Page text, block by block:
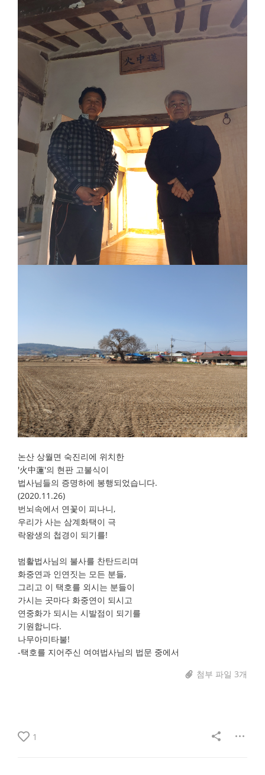
논산 상월면 숙진리에 위치한
'火中蓮'의 현판 고불식이
법사님들의 증명하에 봉행되었습니다.
(2020.11.26)
번뇌속에서 연꽃이 피나니,
우리가 사는 삼계화택이 극
락왕생의 첩경이 되기를!
범활법사님의 불사를 찬탄드리며
화중연과 인연짓는 모든 분들,
그리고 이 택호를 외시는 분들이
가시는 곳마다 화중연이 되시고
연중화가 되시는 시발점이 되기를
기원합니다.
나무아미타불!
-택호를 지어주신 여여법사님의 법문 중에서
첨부 파일 3개
1